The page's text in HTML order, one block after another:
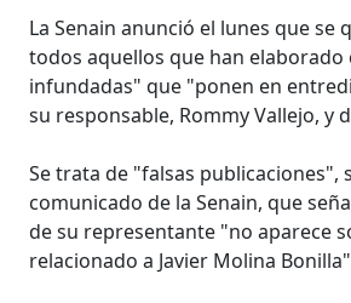
La Senain anunció el lunes que se
todos aquellos que han elaborado
infundadas" que "ponen en
su responsable, Rommy Vallejo, y
Se trata de "falsas publicaciones",
comunicado de la Senain, que
de su representante "no aparece
relacionado a Javier Molina